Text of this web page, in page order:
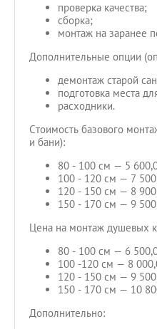
проверка качества;
сборка;
монтаж на заранее
Дополнительные опции
демонтаж старой
подготовка места
расходники.
Стоимость базового
и бани):
80 - 100 см — 5
100 - 120 см — 7
120 - 150 см — 8
150 - 170 см — 9
Цена на монтаж душевых
80 - 100 см — 6
100 -120 см — 8
120 - 150 см — 9
150 - 170 см — 10
Дополнительно: